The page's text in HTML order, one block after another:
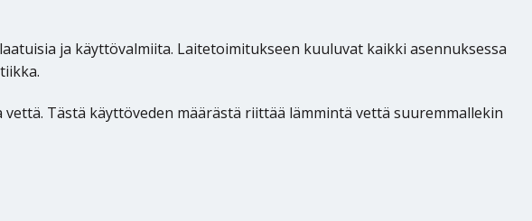
ja käyttövalmiita. Laitetoimitukseen kuuluvat kaikki asennuksessa
Tästä käyttöveden määrästä riittää lämmintä vettä suuremmallekin